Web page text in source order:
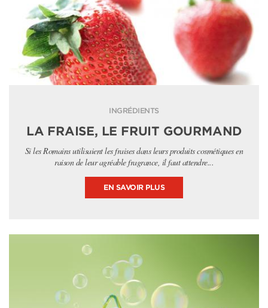
INGRÉDIENTS
LA FRAISE, LE FRUIT GOURMAND
Si les Romains utilisaient les fraises dans leurs produits cosmétiques en
raison de leur agréable fragrance, il faut attendre...
EN SAVOIR PLUS